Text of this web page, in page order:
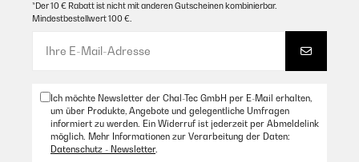
*Der 10 € Rabatt ist nicht mit anderen Gutscheinen kombinierbar.
Mindestbestellwert 100 €.
Ich möchte Newsletter der Chal-Tec GmbH per E-Mail erhalten,
um über Produkte, Angebote und gelegentliche Umfragen
informiert zu werden. Ein Widerruf ist jederzeit per Abmeldelink
möglich. Mehr Informationen zur Verarbeitung der Daten:
Datenschutz - Newsletter.